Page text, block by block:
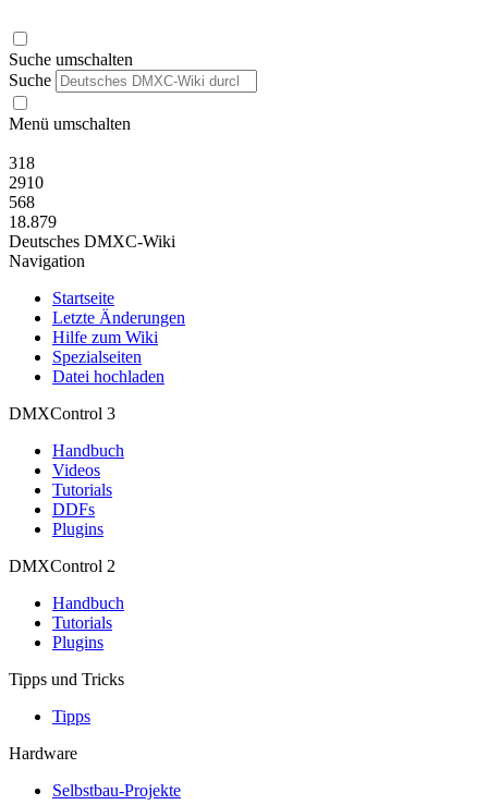
Suche umschalten
Suche
Menü umschalten
318
2910
568
18.879
Deutsches DMXC-Wiki
Navigation
Startseite
Letzte Änderungen
Hilfe zum Wiki
Spezialseiten
Datei hochladen
DMXControl 3
Handbuch
Videos
Tutorials
DDFs
Plugins
DMXControl 2
Handbuch
Tutorials
Plugins
Tipps und Tricks
Tipps
Hardware
Selbstbau-Projekte